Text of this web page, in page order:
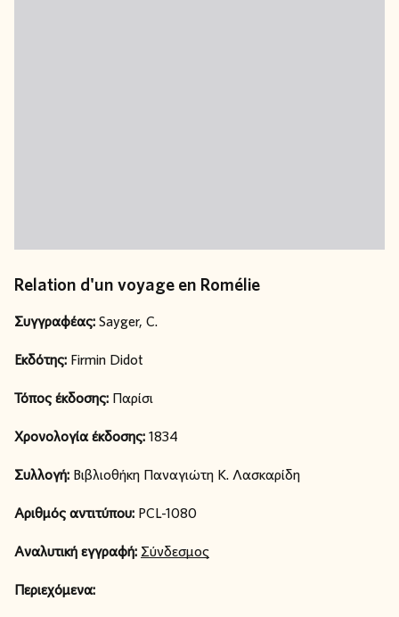
Relation d'un voyage en Romélie
Συγγραφέας:Sayger, C.
Εκδότης: Firmin Didot
Τόπος έκδοσης: Παρίσι
Χρονολογία έκδοσης:1834
Συλλογή: Βιβλιοθήκη Παναγιώτη Κ. Λασκαρίδη
Αριθμός αντιτύπου: PCL-1080
Αναλυτική εγγραφή: Σύνδεσμος
Περιεχόμενα: